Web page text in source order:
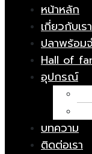
หน้าหลัก
เกี่ยวกับเรา
ปลาพร้อม
Hall of
อุปกรณ์
บทความ
ติดต่อเรา